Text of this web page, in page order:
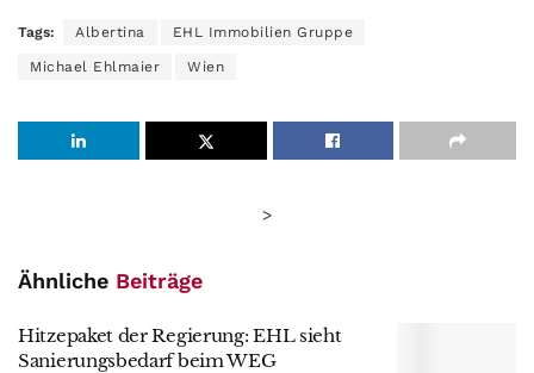
Tags: Albertina EHL Immobilien Gruppe
Michael Ehlmaier Wien
>
Ähnliche Beiträge
Hitzepaket der Regierung: EHL sieht
Sanierungsbedarf beim WEG